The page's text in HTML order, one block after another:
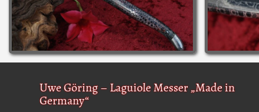
Uwe Göring – Laguiole Messer „Made in
Germany“